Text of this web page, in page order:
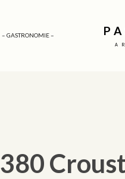
– GASTRONOMIE –
380